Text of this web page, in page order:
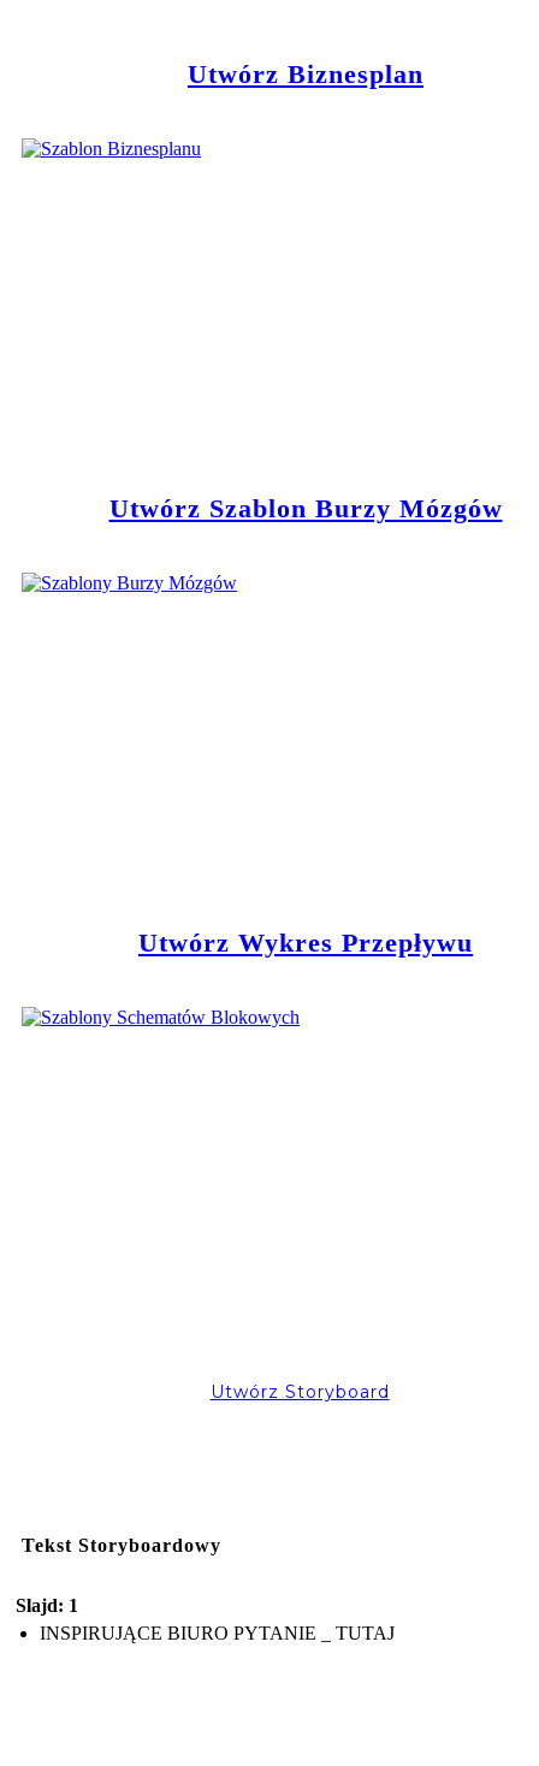
Utwórz Biznesplan
Utwórz Szablon Burzy Mózgów
Utwórz Wykres Przepływu
Utwórz Storyboard
Tekst Storyboardowy
Slajd: 1
INSPIRUJĄCE BIURO PYTANIE _ TUTAJ